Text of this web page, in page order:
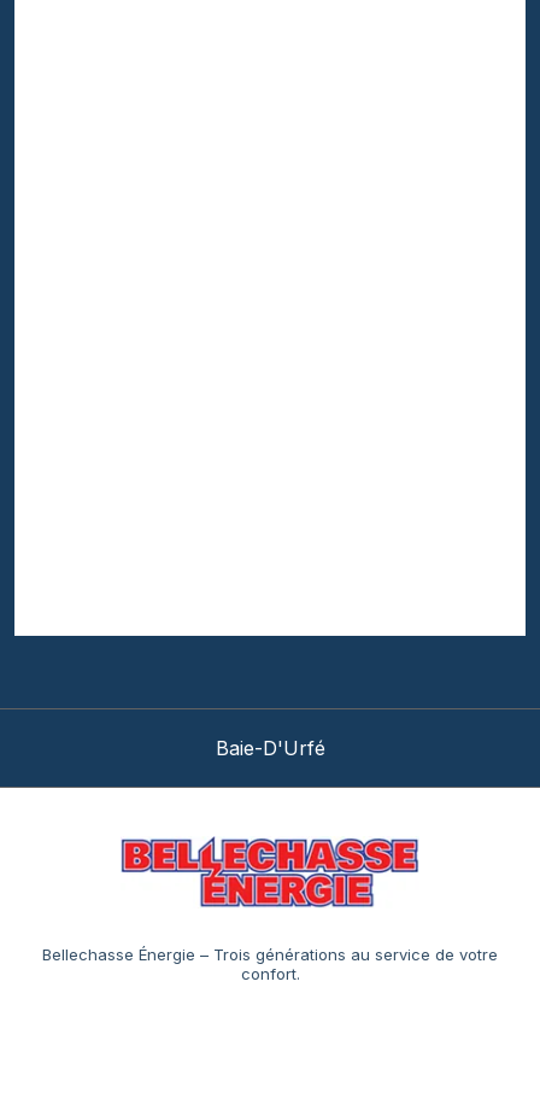
Baie-D'Urfé
Bellechasse Énergie – Trois générations au service de votre
confort.